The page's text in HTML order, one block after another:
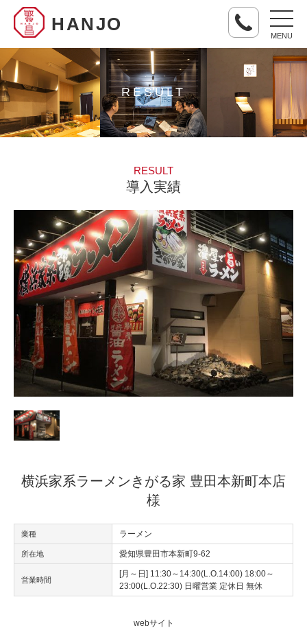
HANJO
MENU
RESULT
RESULT
導入実績
横浜家系ラーメンきがる家 豊田本新町本店
様
業種 ラーメン
所在地 愛知県豊田市本新町9-62
営業時間
[月～日] 11:30～14:30(L.O.14:00) 18:00～
23:00(L.O.22:30) 日曜営業 定休日 無休
webサイト